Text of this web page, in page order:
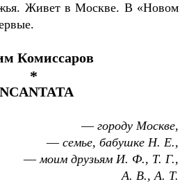
Живет в Москве. В «Новом
Комиссаров
*
— городу Москве,
— семье, бабушке Н. Е.,
—моим друзьям И. Ф., Т. Г.,
А. В., А. Т.